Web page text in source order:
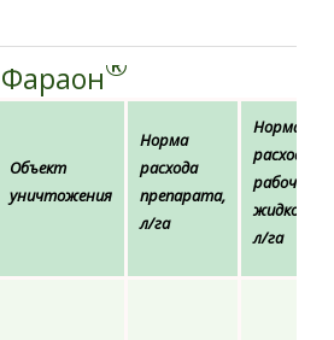
Фараон®
Объект
уничтожения
Норма
расхода
препарата,
л/га
Норма
расхода
рабочей
жидкости,
л/га